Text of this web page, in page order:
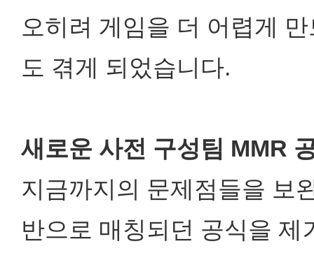
오히려 게임을 더 어렵게
도 겪게 되었습니다.
새로운 사전 구성팀 MMR
지금까지의 문제점들을 보
반으로 매칭되던 공식을